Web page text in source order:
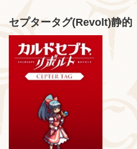
セプタータグ(Revolt)静的